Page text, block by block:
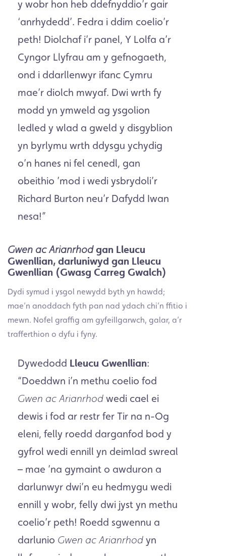
y wobr hon heb ddefnyddio’r gair
‘anrhydedd’. Fedra i ddim coelio’r
peth! Diolchaf i’r panel, Y Lolfa a’r
Cyngor Llyfrau am y gefnogaeth,
ond i ddarllenwyr ifanc Cymru
mae’r diolch mwyaf. Dwi wrth fy
modd yn ymweld ag ysgolion
ledled y wlad a gweld y disgyblion
yn byrlymu wrth ddysgu ychydig
o’n hanes ni fel cenedl, gan
obeithio ’mod i wedi ysbrydoli’r
Richard Burton neu’r Dafydd Iwan
nesa!”
Gwen ac Arianrhodgan Lleucu
Gwenllian, darluniwyd gan Lleucu
Gwenllian (Gwasg Carreg Gwalch)
Dydi symud i ysgol newydd byth yn hawdd;
mae’n anoddach fyth pan nad ydach chi’n ffitio i
mewn. Nofel graffig am gyfeillgarwch, galar, a’r
trafferthion o dyfu i fyny.
Dywedodd Lleucu Gwenllian:
“Doeddwn i’n methu coelio fod
Gwen ac Arianrhod wedi cael ei
dewis i fod ar restr fer Tir na n-Og
eleni, felly roedd darganfod bod y
gyfrol wedi ennill yn deimlad swreal
– mae ’na gymaint o awduron a
darlunwyr dwi’n eu hedmygu wedi
ennill y wobr, felly dwi jyst yn methu
coelio’r peth! Roedd sgwennu a
darlunio Gwen ac Arianrhod yn